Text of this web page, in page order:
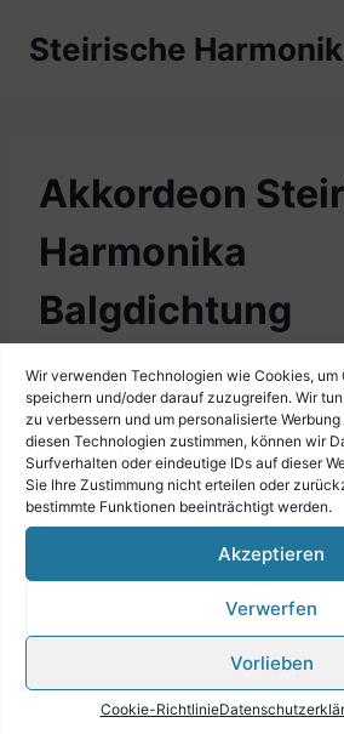
Wir verwenden Technologien wie Cookies, um
speichern und/oder darauf zuzugreifen. Wir
zu verbessern und um personalisierte
diesen Technologien zustimmen, können wir
Surfverhalten oder eindeutige IDs auf dieser
Sie Ihre Zustimmung nicht erteilen oder
bestimmte Funktionen beeinträchtigt werden.
Akzeptieren
Verwerfen
Vorlieben
Cookie-Richtlinie
InhaltSteirische
Akkordeon
Harmonika
Balgdichtung
selbstklebend
20 m Länge